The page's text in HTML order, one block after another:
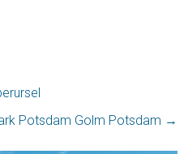
Potsdam Golm Potsdam →